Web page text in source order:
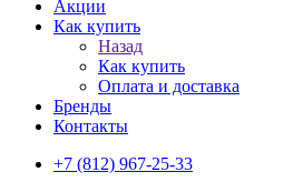
Акции
Как купить
Назад
Как купить
Оплата и доставка
Бренды
Контакты
+7 (812) 967-25-33